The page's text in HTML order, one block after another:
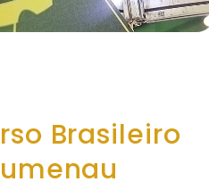
Brasileiro